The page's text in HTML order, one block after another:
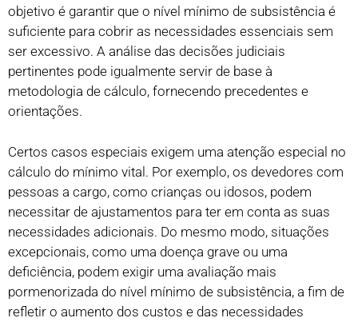
objetivo é garantir que o nível mínimo de subsistência é
suficiente para cobrir as necessidades essenciais sem
ser excessivo. A análise das decisões judiciais
pertinentes pode igualmente servir de base à
metodologia de cálculo, fornecendo precedentes e
orientações.
Certos casos especiais exigem uma atenção especial no
cálculo do mínimo vital. Por exemplo, os devedores com
pessoas a cargo, como crianças ou idosos, podem
necessitar de ajustamentos para ter em conta as suas
necessidades adicionais. Do mesmo modo, situações
excepcionais, como uma doença grave ou uma
deficiência, podem exigir uma avaliação mais
pormenorizada do nível mínimo de subsistência, a fim de
refletir o aumento dos custos e das necessidades